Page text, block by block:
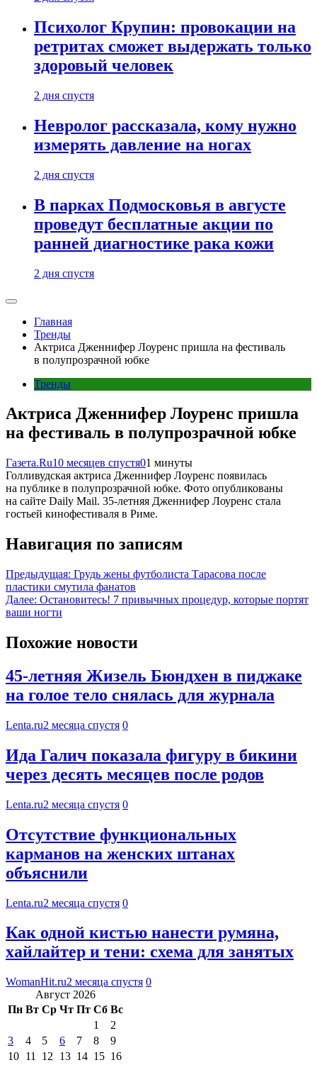
Психолог Крупин: провокации на
ретритах сможет выдержать только
здоровый человек
2 дня спустя
Невролог рассказала, кому нужно
измерять давление на ногах
2 дня спустя
В парках Подмосковья в августе
проведут бесплатные акции по
ранней диагностике рака кожи
2 дня спустя
Главная
Тренды
Актриса Дженнифер Лоуренс пришла на фестиваль
в полупрозрачной юбке
Тренды
Актриса Дженнифер Лоуренс пришла
на фестиваль в полупрозрачной юбке
Газета.Ru10 месяцев спустя01 минуты
Голливудская актриса Дженнифер Лоуренс появилась
на публике в полупрозрачной юбке. Фото опубликованы
на сайте Daily Mail. 35-летняя Дженнифер Лоуренс стала
гостьей кинофестиваля в Риме.
Навигация по записям
Предыдущая: Грудь жены футболиста Тарасова после
пластики смутила фанатов
Далее: Остановитесь! 7 привычных процедур, которые портят
ваши ногти
Похожие новости
45-летняя Жизель Бюндхен в пиджаке
на голое тело снялась для журнала
Lenta.ru2 месяца спустя 0
Ида Галич показала фигуру в бикини
через десять месяцев после родов
Lenta.ru2 месяца спустя 0
Отсутствие функциональных
карманов на женских штанах
объяснили
Lenta.ru2 месяца спустя 0
Как одной кистью нанести румяна,
хайлайтер и тени: схема для занятых
WomanHit.ru2 месяца спустя 0
Август 2026
Пн Вт Ср Чт Пт Сб Вс
1
2
3
4 5 6 7 8
9
10 11 12 13 14 15 16